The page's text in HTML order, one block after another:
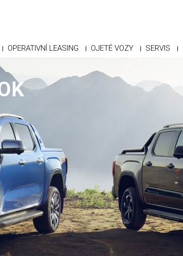
OPERATIVNÍ LEASING OJETÉ VOZY SERVIS